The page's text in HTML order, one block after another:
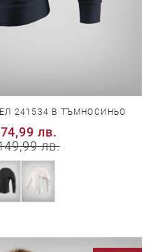
241534 В ТЪМНОСИНЬО
74,99 лв.
лв.